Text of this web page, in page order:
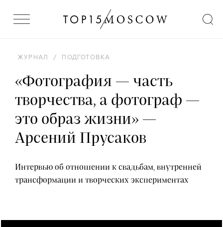
ЖУРНАЛ / ПОДГОТОВКА
«Фотография — часть
творчества, а фотограф —
это образ жизни» —
Арсений Прусаков
Интервью об отношении к свадьбам, внутренней
трансформации и творческих экспериментах